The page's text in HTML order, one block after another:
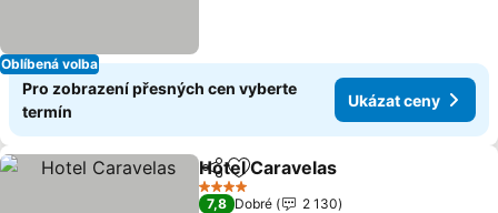
Oblíbená volba
Pro zobrazení přesných cen vyberte
termín
Ukázat ceny
SdíletPřidat na seznam oblíbených
Hotel Caravelas
4 Počet hvězdiček
7,8 Dobré
2 130